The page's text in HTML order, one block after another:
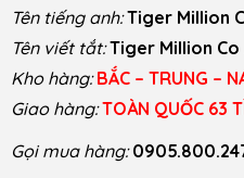
Tên tiếng anh: Tiger Million
Tên viết tắt: Tiger Million Co
Kho hàng: BẮC – TRUNG –
Giao hàng: TOÀN QUỐC 63
Gọi mua hàng: